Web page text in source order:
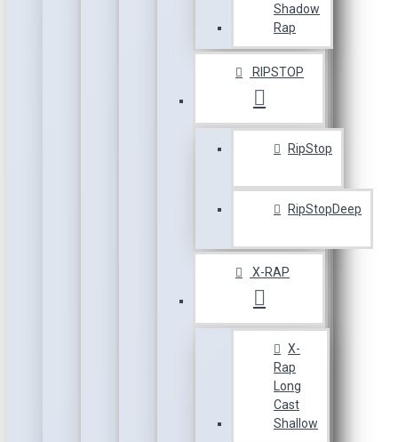
Shadow
Rap
RIPSTOP
RipStop
RipStopDeep
X-RAP
X-
Rap
Long
Cast
Shallow